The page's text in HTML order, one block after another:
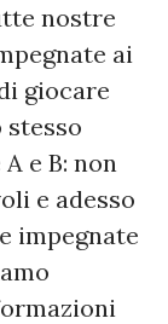
nostre
ai
giocare
stesso
e B: non
e adesso
impegnate